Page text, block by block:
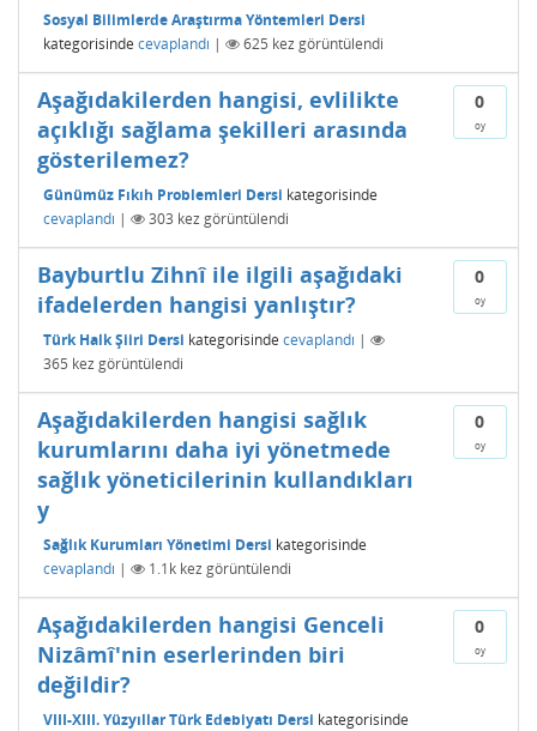
Sosyal Bilimlerde Araştırma Yöntemleri Dersi
kategorisinde cevaplandı | 625 kez görüntülendi
0
oy
Aşağıdakilerden hangisi, evlilikte
açıklığı sağlama şekilleri arasında
gösterilemez?
Günümüz Fıkıh Problemleri Dersi kategorisinde
cevaplandı | 303 kez görüntülendi
0
oy
Bayburtlu Zihnî ile ilgili aşağıdaki
ifadelerden hangisi yanlıştır?
Türk Halk Şiiri Dersi kategorisinde cevaplandı |
365 kez görüntülendi
0
oy
Aşağıdakilerden hangisi sağlık
kurumlarını daha iyi yönetmede
sağlık yöneticilerinin kullandıkları
y
Sağlık Kurumları Yönetimi Dersi kategorisinde
cevaplandı | 1.1k kez görüntülendi
0
oy
Aşağıdakilerden hangisi Genceli
Nizâmî'nin eserlerinden biri
değildir?
VIII-XIII. Yüzyıllar Türk Edebiyatı Dersi kategorisinde